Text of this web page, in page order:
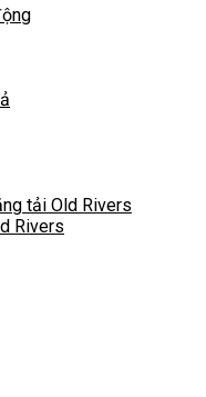
tải Old Rivers
Rivers